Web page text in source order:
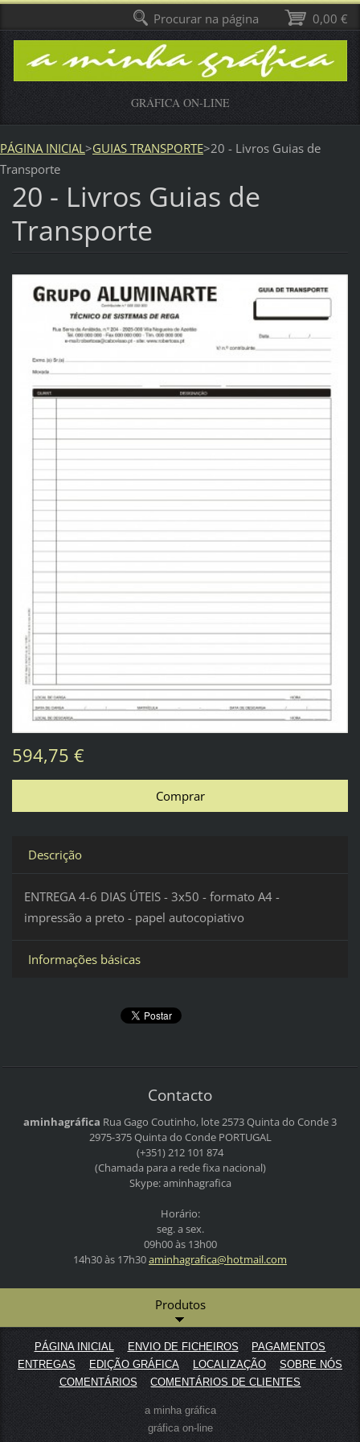
GRÁFICA ON-LINE
PÁGINA INICIAL >GUIAS TRANSPORTE>20 - Livros Guias de
Transporte
20 - Livros Guias de
Transporte
594,75 €
Descrição
ENTREGA 4-6 DIAS ÚTEIS - 3x50 - formato A4 -
impressão a preto - papel autocopiativo
Informações básicas
Contacto
aminhagráfica Rua Gago Coutinho, lote 2573Quinta do Conde 3
2975-375 Quinta do CondePORTUGAL
(+351) 212 101 874
(Chamada para a rede fixa nacional)
Skype: aminhagrafica
Horário:
seg. a sex.
09h00 às 13h00
14h30 às 17h30aminhagrafica@hotmail.com
Produtos
PÁGINA INICIAL ENVIO DE FICHEIROS
PAGAMENTOS
ENTREGAS
EDIÇÃO GRÁFICA LOCALIZAÇÃO
SOBRE NÓS
COMENTÁRIOS
COMENTÁRIOS DE CLIENTES
a minha gráfica
gráfica on-line
0,00 €
Procurar na página